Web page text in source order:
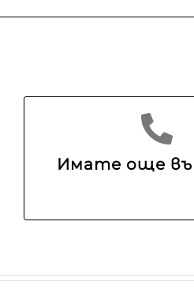
Имате още